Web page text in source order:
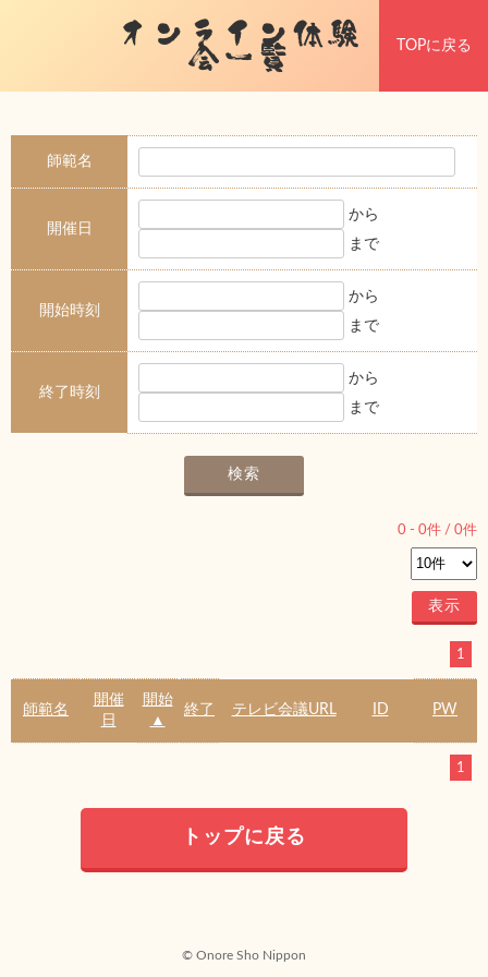
オンライン体験
会一覧 TOPに戻る
師範名
開催日
から
まで
開始時刻
から
まで
終了時刻
から
まで
0 - 0件 / 0件
1
師範名
開催
日
開始
▲
終了 テレビ会議URL ID PW
1
トップに戻る
© Onore Sho Nippon